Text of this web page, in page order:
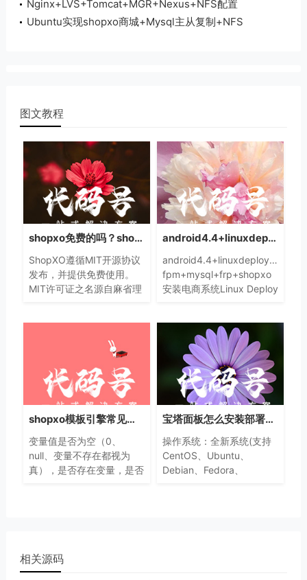
Nginx+LVS+Tomcat+MGR+Nexus+NFS配置
shopxo
Ubuntu实现shopxo商城+Mysql主从复制+NFS
图文教程
shopxo免费的吗？shopxo可以免费商用吗？
ShopXO遵循MIT开源协议
发布，并提供免费使用。
MIT许可证之名源自麻省理
android4.4+linuxdeploy+centos7+php-fpm+mysql+frp安装shopxo
fpm+mysql+frp+shopxo
安装电商系统Linux Deploy
（root）权限，手机
BootLoader需要解锁，目
前华为官方已停止解锁
shopxo模板引擎常见方法及变量介绍词典
变量值是否为空（0、
null、变量不存在都视为
真），是否存在变量，是否
宝塔面板怎么安装部署shopxo
操作系统：全新系统(支持
CentOS、Ubuntu、
Debian、Fedora、
相关源码